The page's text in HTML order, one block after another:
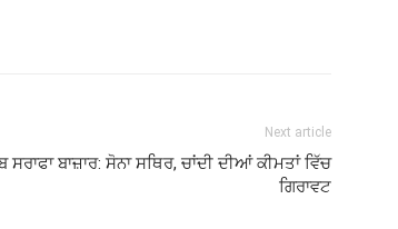
Next article
ਸਰਾਫਾ ਬਾਜ਼ਾਰ: ਸੋਨਾ ਸਥਿਰ, ਚਾਂਦੀ ਦੀਆਂ ਕੀਮਤਾਂ ਵਿੱਚ
ਗਿਰਾਵਟ